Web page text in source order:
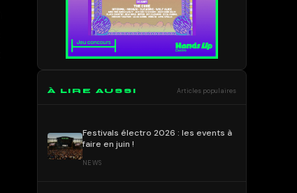
À LIRE AUSSI Articles populaires
Festivals électro 2026 : les events à
faire en juin !
NEWS